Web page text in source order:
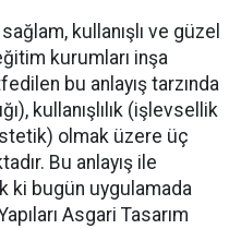
sağlam, kullanışlı ve güzel
kurumları inşa
bu anlayış tarzında
kullanışlılık (işlevsellik
olmak üzere üç
Bu anlayış ile
ki bugün uygulamada
Asgari Tasarım